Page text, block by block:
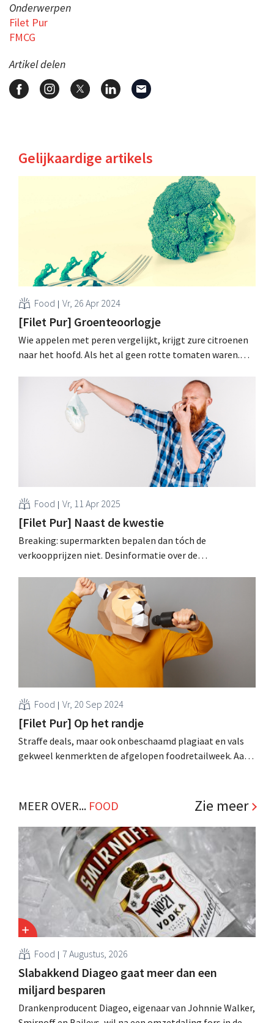
Onderwerpen
Filet Pur
FMCG
Artikel delen
Gelijkaardige artikels
Food Vr, 26 Apr 2024
[Filet Pur] Groenteoorlogje
Wie appelen met peren vergelijkt, krijgt zure citroenen
naar het hoofd. Als het al geen rotte tomaten waren.
foodretail. Russen blijken intussen gewoonweg welkom
in Antwerpen, ook al verkopen ze geen filet pur maar
ordinaire worst. .
Food Vr, 11 Apr 2025
[Filet Pur] Naast de kwestie
Breaking: supermarkten bepalen dan tóch de
verkoopprijzen niet. Desinformatie over de
alomtegenwoordig. Gelukkig zijn er nog discounters: het
einde van de hypermarkt is nog niet het einde van de
Food Vr, 20 Sep 2024
[Filet Pur] Op het randje
Straffe deals, maar ook onbeschaamd plagiaat en vals
gekweel kenmerkten de afgelopen foodretailweek. Aan
MEER OVER... FOOD Zie meer
Food 7 Augustus, 2026
Slabakkend Diageo gaat meer dan een
miljard besparen
Drankenproducent Diageo, eigenaar van Johnnie Walker,